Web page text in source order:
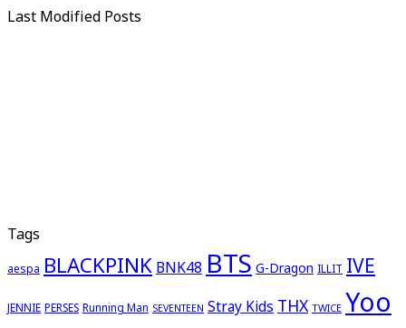
Last Modified Posts
Tags
aespa BLACKPINK BNK48 BTSG-Dragon ILLIT IVE
JENNIE PERSES Running Man SEVENTEEN Stray Kids THX TWICE Yoo